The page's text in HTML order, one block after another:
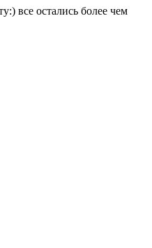
все остались более чем